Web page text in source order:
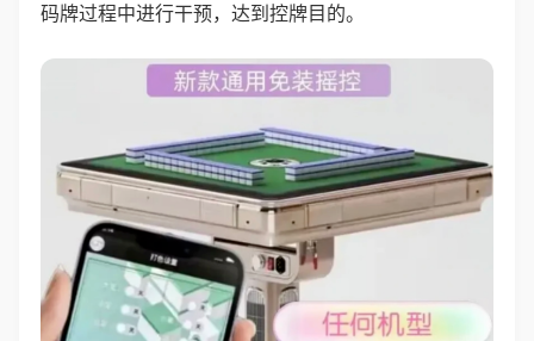
码牌过程中进行干预，达到控牌目的。